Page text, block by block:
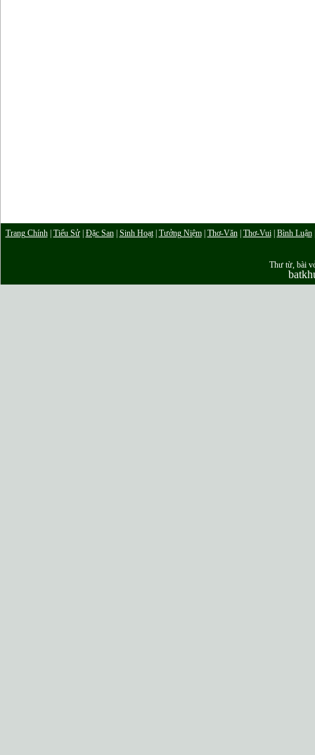
Trang Chính| Tiểu Sử| Đặc San| Sinh Hoạt| Tưởng Niệm| Thơ-Văn| Thơ-Vui| Bình Luận
Thư từ, bài